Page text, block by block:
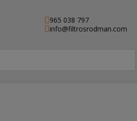
965 038 797
info@filtrosrodman.com